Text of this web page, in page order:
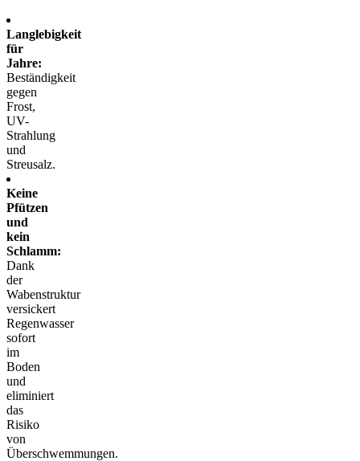
Langlebigkeit
für
Jahre:
Beständigkeit
gegen
Frost,
UV-
Strahlung
und
Streusalz.
Keine
Pfützen
und
kein
Schlamm:
Dank
der
Wabenstruktur
versickert
Regenwasser
sofort
im
Boden
und
eliminiert
das
Risiko
von
Überschwemmungen.